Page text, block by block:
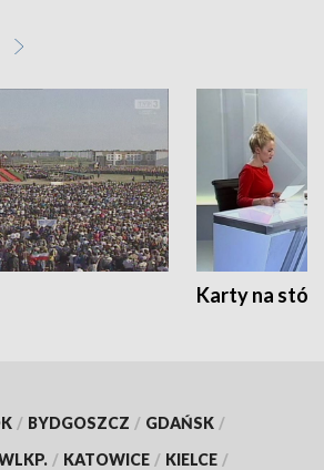
Karty na
/ BYDGOSZCZ / GDAŃSK /
/ KATOWICE / KIELCE /